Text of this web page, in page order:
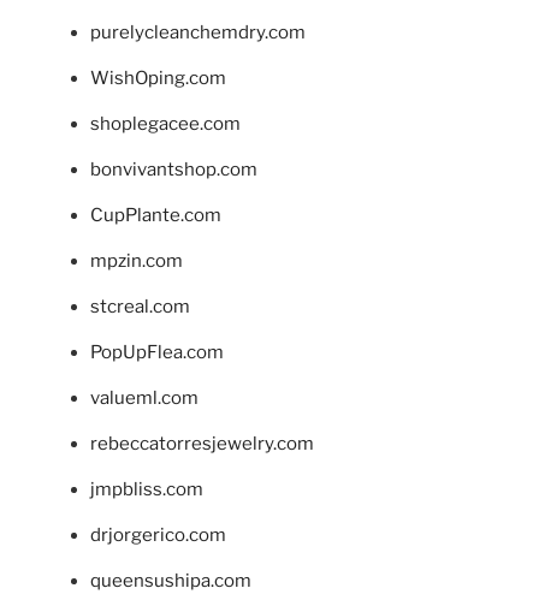
purelycleanchemdry.com
WishOping.com
shoplegacee.com
bonvivantshop.com
CupPlante.com
mpzin.com
stcreal.com
PopUpFlea.com
valueml.com
rebeccatorresjewelry.com
jmpbliss.com
drjorgerico.com
queensushipa.com